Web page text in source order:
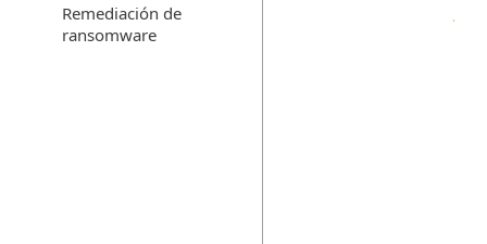
Remediación de
ransomware